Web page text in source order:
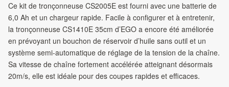
Ce kit de tronçonneuse CS2005E est fourni avec une batterie de
6,0 Ah et un chargeur rapide. Facile à configurer et à entretenir,
la tronçonneuse CS1410E 35cm d’EGO a encore été améliorée
en prévoyant un bouchon de réservoir d’huile sans outil et un
système semi-automatique de réglage de la tension de la chaîne.
Sa vitesse de chaîne fortement accélérée atteignant désormais
20m/s, elle est idéale pour des coupes rapides et efficaces.